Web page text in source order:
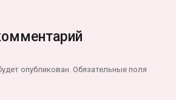
опубликован. Обязательные поля